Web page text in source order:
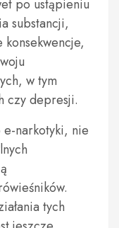
po ustąpieniu
substancji,
w tym
czy depresji.
e-narkotyki, nie
tych